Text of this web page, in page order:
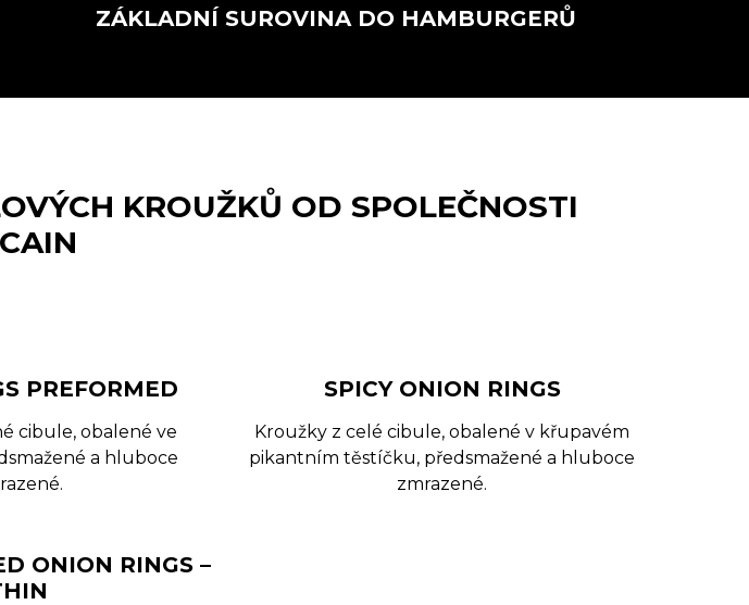
ZÁKLADNÍ SUROVINA DO HAMBURGERŮ
KROUŽKŮ OD SPOLEČNOSTI
PREFORMED
cibule, obalené ve
a hluboce
SPICY ONION RINGS
Kroužky z celé cibule, obalené v křupavém
pikantním těstíčku, předsmažené a hluboce
zmrazené.
ONION RINGS –